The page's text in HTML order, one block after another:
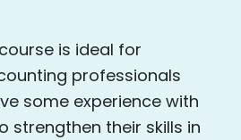
is ideal for
professionals
some experience with
strengthen their skills in